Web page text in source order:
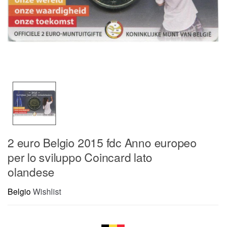
2 euro Belgio 2015 fdc Anno europeo
per lo sviluppo Coincard lato
olandese
BelgioWishlist